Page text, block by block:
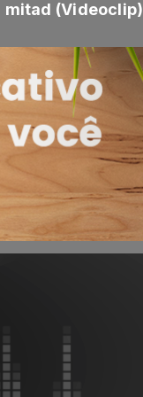
mitad (Videoclip)